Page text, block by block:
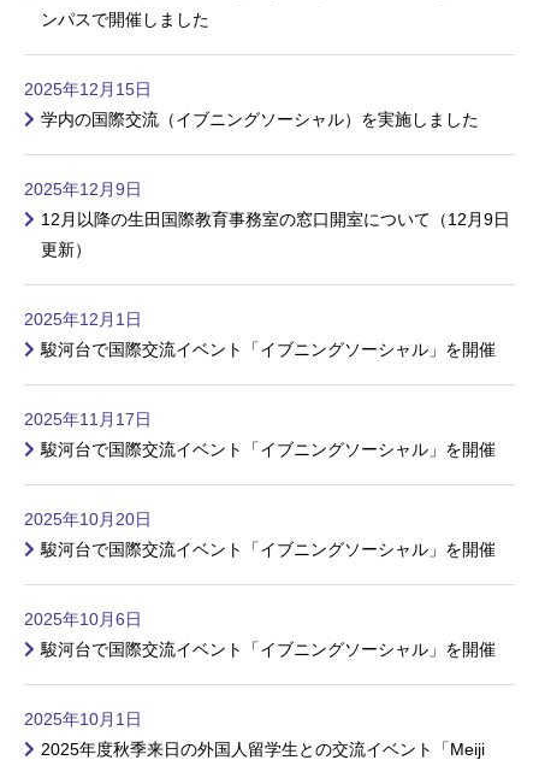
ンパスで開催しました
2025年12月15日
学内の国際交流（イブニングソーシャル）を実施しました
2025年12月9日
12月以降の生田国際教育事務室の窓口開室について（12月9日
更新）
2025年12月1日
駿河台で国際交流イベント「イブニングソーシャル」を開催
2025年11月17日
駿河台で国際交流イベント「イブニングソーシャル」を開催
2025年10月20日
駿河台で国際交流イベント「イブニングソーシャル」を開催
2025年10月6日
駿河台で国際交流イベント「イブニングソーシャル」を開催
2025年10月1日
2025年度秋季来日の外国人留学生との交流イベント「Meiji